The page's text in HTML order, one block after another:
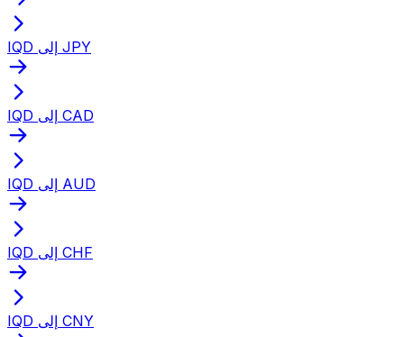
IQD إلى JPY
IQD إلى CAD
IQD إلى AUD
IQD إلى CHF
IQD إلى CNY